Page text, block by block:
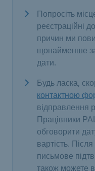
Попросіть
реєстраційні
причин ми
щонайменше
дати.
Будь ласка,
контактною
відправлення
Працівники
обговорити
вартість.
письмове
також можете